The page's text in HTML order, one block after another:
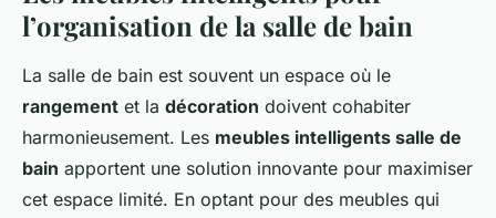
l’organisation de la salle de bain
La salle de bain est souvent un espace où le
rangement et la décoration doivent cohabiter
harmonieusement. Les meubles intelligents salle de
bain apportent une solution innovante pour maximiser
cet espace limité. En optant pour des meubles qui